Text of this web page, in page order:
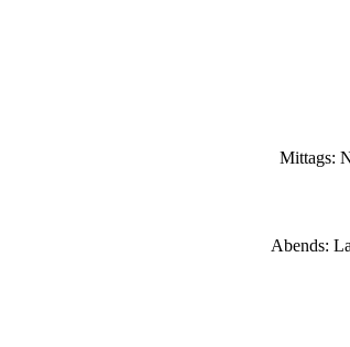
Mittags:
Abends: